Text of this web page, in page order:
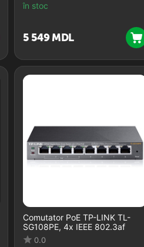
în stoc
5 549 MDL
Comutator PoE TP-LINK TL-
SG108PE, 4x IEEE 802.3af
0.0